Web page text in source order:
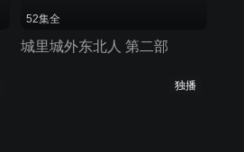
52集全
城里城外东北人 第二部
独播